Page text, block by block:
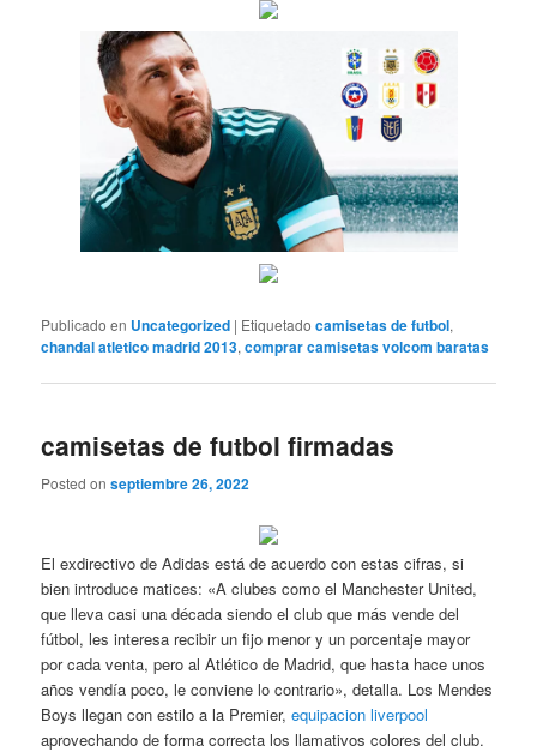
Publicado en Uncategorized | Etiquetado camisetas de futbol,
chandal atletico madrid 2013,comprar camisetas volcom baratas
camisetas de futbol firmadas
Posted onseptiembre 26, 2022
El exdirectivo de Adidas está de acuerdo con estas cifras, si
bien introduce matices: «A clubes como el Manchester United,
que lleva casi una década siendo el club que más vende del
fútbol, les interesa recibir un fijo menor y un porcentaje mayor
por cada venta, pero al Atlético de Madrid, que hasta hace unos
años vendía poco, le conviene lo contrario», detalla. Los Mendes
Boys llegan con estilo a la Premier,equipacion liverpool
aprovechando de forma correcta los llamativos colores del club.